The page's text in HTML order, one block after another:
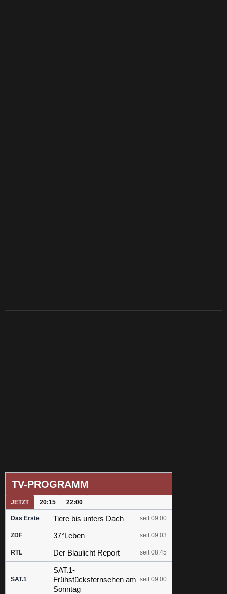
TV-PROGRAMM
JETZT 20:15 22:00
Das Erste Tiere bis unters Dach seit 09:00
ZDF 37°Leben seit 09:03
RTL Der Blaulicht Report seit 08:45
SAT.1
SAT.1-
Frühstücksfernsehen am
Sonntag
seit 09:00